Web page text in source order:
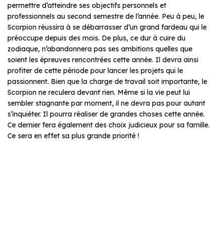
permettre d’atteindre ses objectifs personnels et
professionnels au second semestre de l’année. Peu à peu, le
Scorpion réussira à se débarrasser d’un grand fardeau qui le
préoccupe depuis des mois. De plus, ce dur à cuire du
zodiaque, n’abandonnera pas ses ambitions quelles que
soient les épreuves rencontrées cette année. Il devra ainsi
profiter de cette période pour lancer les projets qui le
passionnent. Bien que la charge de travail soit importante, le
Scorpion ne reculera devant rien. Même si la vie peut lui
sembler stagnante par moment, il ne devra pas pour autant
s’inquiéter. Il pourra réaliser de grandes choses cette année.
Ce dernier fera également des choix judicieux pour sa famille.
Ce sera en effet sa plus grande priorité !